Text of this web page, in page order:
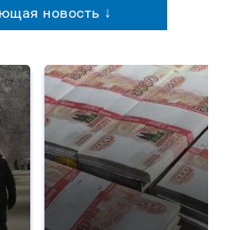
новость ↓